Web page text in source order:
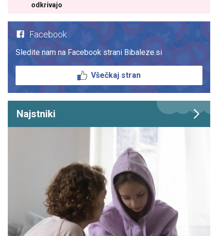
odkrivajo
Facebook
Sledite nam na Facebook strani Bibaleze.si
Všečkaj stran
Najstniki